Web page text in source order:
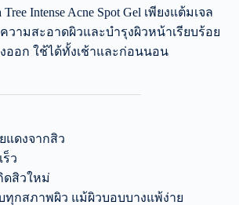
Intense Acne Spot Gel เพียงแต้มเจล
วามสะอาดผิวและบำรุงผิวหน้าเรียบร้อย
ออก ใช้ได้ทั้งเช้าและก่อนนอน
แดงจากสิว
ร็ว
ดสิวใหม่
ทุกสภาพผิว แม้ผิวบอบบางแพ้ง่าย